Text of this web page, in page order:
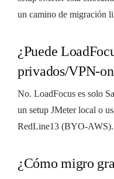
un camino de migración
¿Puede
privados/VPN-
No. LoadFocus es solo
un setup JMeter local o
RedLine13 (BYO-AWS).
¿Cómo migro